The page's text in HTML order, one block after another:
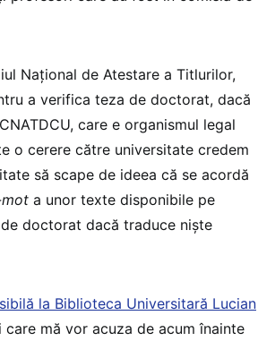
Naţional de Atestare a Titlurilor,
a verifica teza de doctorat, dacă
care e organismul legal
o cerere către universitate credem
să scape de ideea că se acordă
a unor texte disponibile pe
doctorat dacă traduce niște
la Biblioteca Universitară Lucian
mă vor acuza de acum înainte